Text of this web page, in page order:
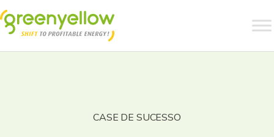
CASE DE SUCESSO